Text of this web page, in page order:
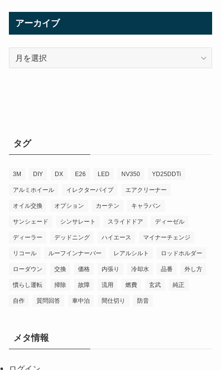
アーカイブ
タグ
3M DIY DX E26 LED NV350 YD25DDTi
アルミホイール イレクターパイプ エアクリーナー
オイル交換 オプション カーテン キャラバン
サンシェード シンサレート スライドドア ディーゼル
ディーラー デッドニング ハイエース マイナーチェンジ
リコール ルーフインナーバー レアルシルト ロッドホルダー
ローダウン 交換 価格 内張り 冷却水 品番 外し方
慣らし運転 掃除 故障 流用 燃費 玄武 純正
自作 質問回答 車中泊 間仕切り 防音
メタ情報